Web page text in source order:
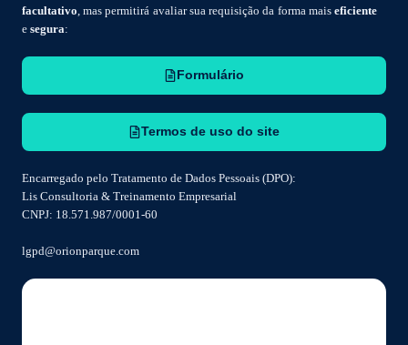
facultativo, mas permitirá avaliar sua requisição da forma mais eficiente
e segura:
Formulário
Termos de uso do site
Encarregado pelo Tratamento de Dados Pessoais (DPO):
Lis Consultoria & Treinamento Empresarial
CNPJ: 18.571.987/0001-60
lgpd@orionparque.com